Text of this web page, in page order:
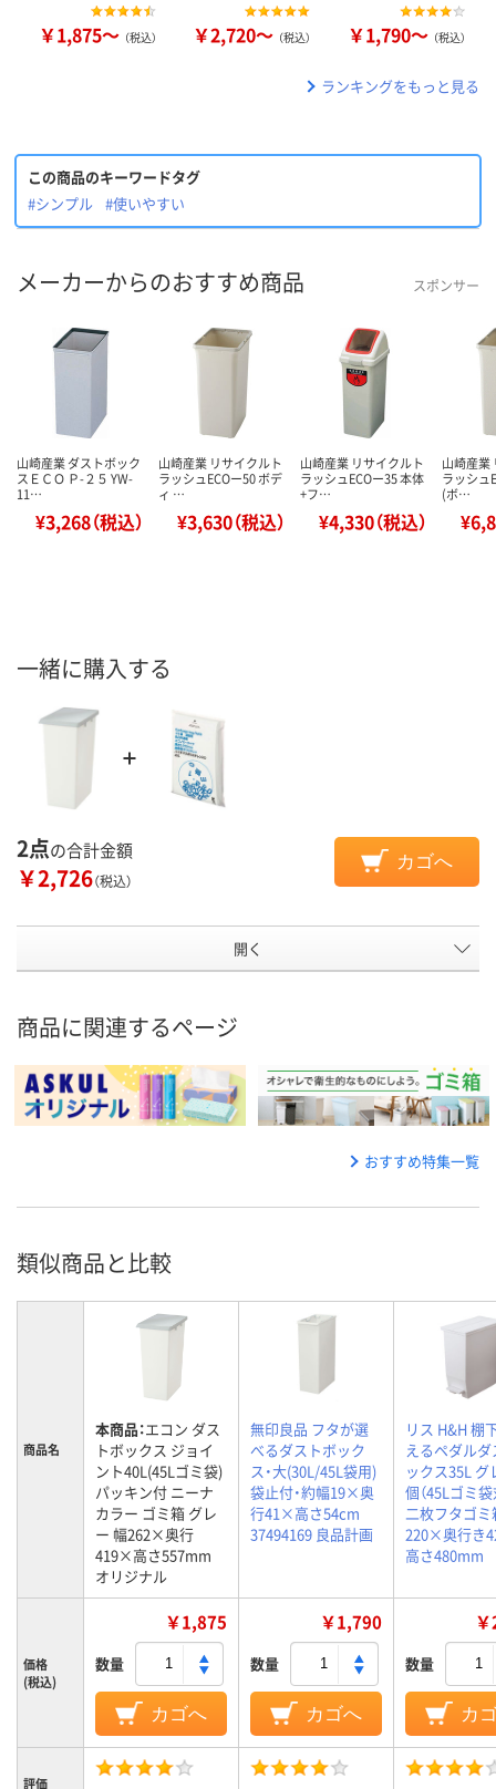
￥1,875～ （税込） ￥2,720～ （税込） ￥1,790～ （税込）
ランキングをもっと見る
この商品のキーワードタグ
#シンプル
#使いやすい
メーカーからのおすすめ商品 スポンサー
山崎産業 ダストボック
スＥＣＯ Ｐ-２５ YW-
11…
¥3,268（税込）
山崎産業 リサイクルト
ラッシュECOー50 ボデ
ィ …
¥3,630（税込）
山崎産業 リサイクルト
ラッシュECOー35 本体
+フ…
¥4,330（税込）
山崎産業
ラッシュ
(ボ…
一緒に購入する
2点の合計金額
￥2,726（税込）
カゴへ
開く
商品に関連するページ
おすすめ特集一覧
類似商品と比較
商品名
本商品：エコン ダス
トボックス ジョイ
ント40L(45Lゴミ袋)
パッキン付 ニーナ
カラー ゴミ箱 グレ
ー 幅262×奥行
419×高さ557mm
オリジナル
無印良品 フタが選
べるダストボック
ス・大(30L/45L袋用)
袋止付・約幅19×奥
行41×高さ54cm
37494169 良品計画
リス H&H 棚
えるペダル
ックス35L グ
個（45Lゴミ袋
二枚フタゴミ
220×奥行き
高さ480mm
価格
(税込)
￥1,875
数量
カゴへ
￥1,790
数量
カゴへ
数量
カ
評価